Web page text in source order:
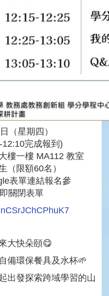
（星期四）
完成報到)
樓一樓 MA112 教室
（限額60名）
表單連結報名參
關閉表單
大快朵頤😋
備環保餐具及水杯🌱
出發探索跨域學習的山